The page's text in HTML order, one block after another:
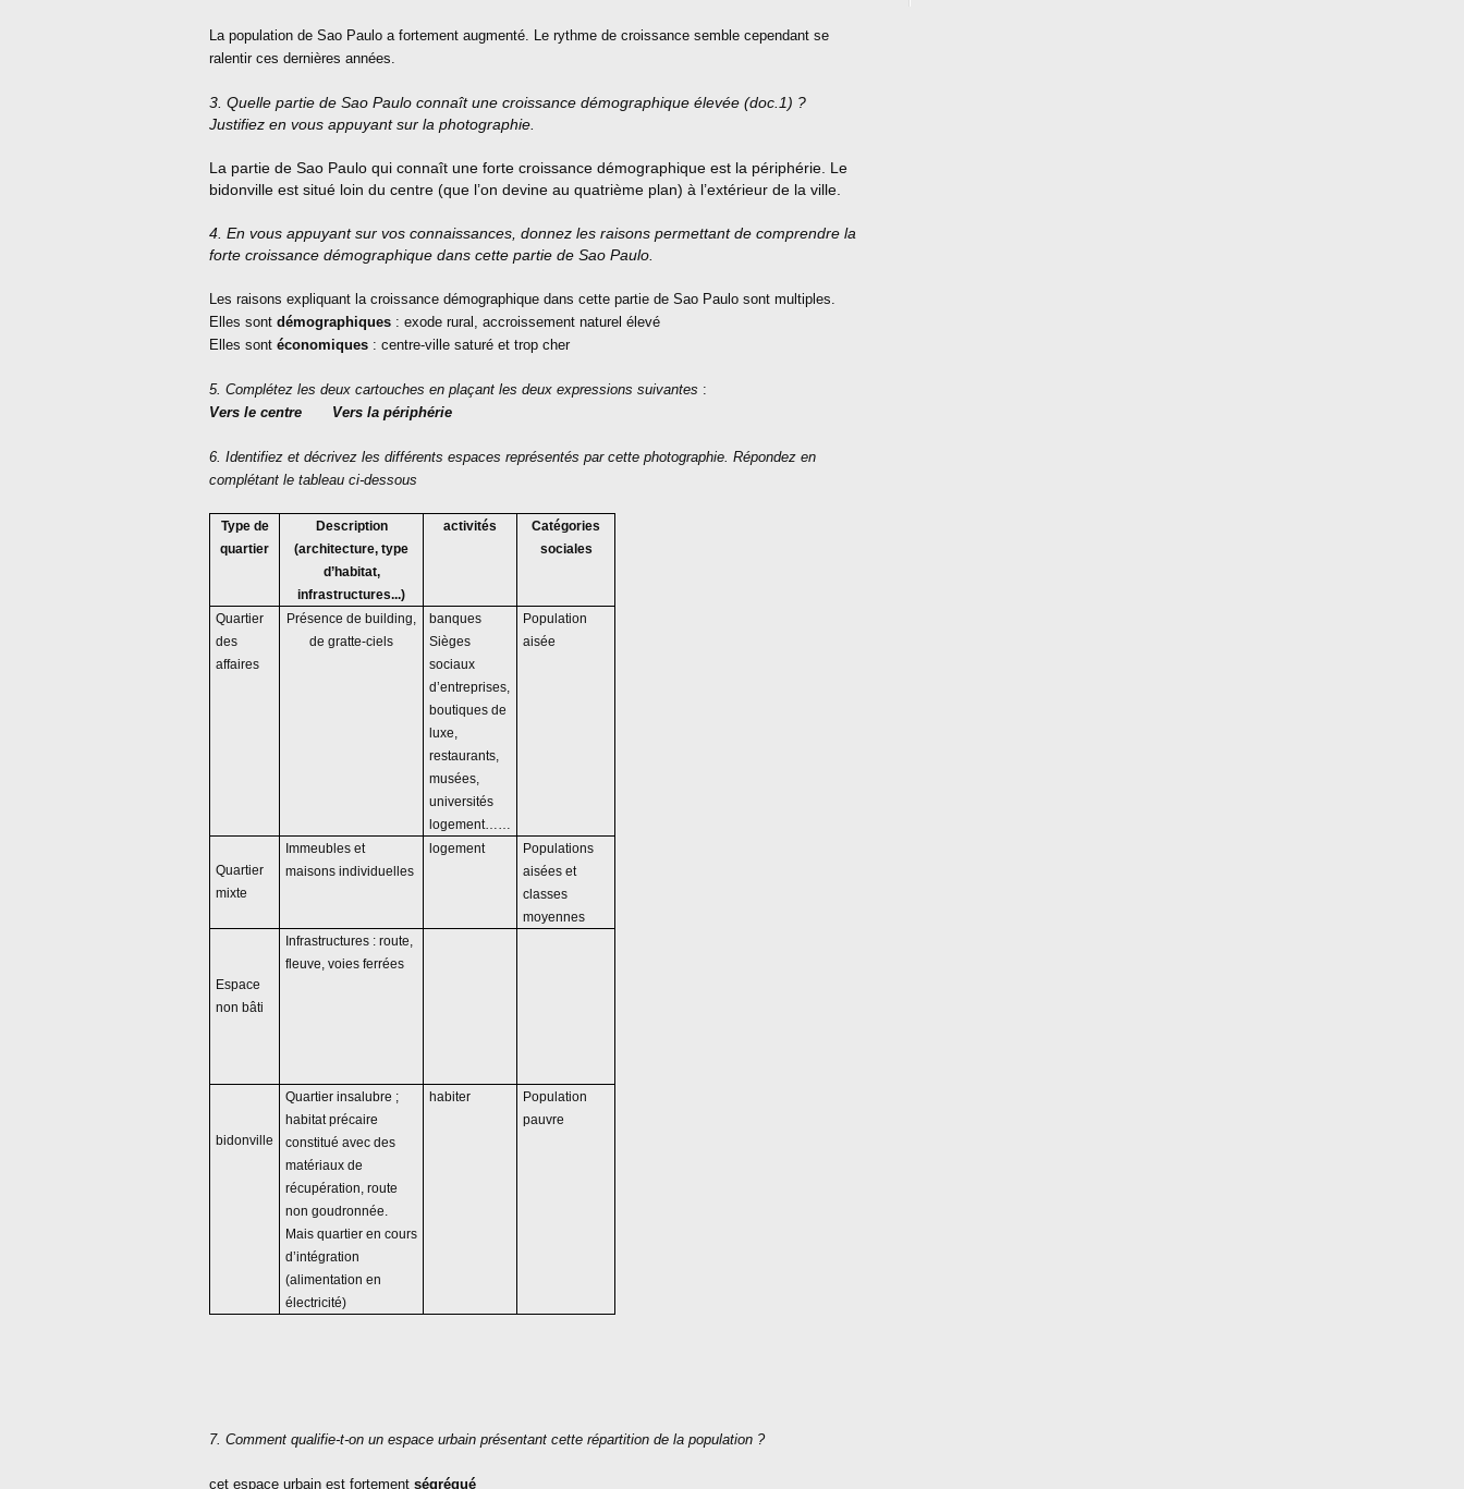
La population de Sao Paulo a fortement augmenté. Le rythme de croissance semble cependant se
ralentir ces dernières années.
3. Quelle partie de Sao Paulo connaît une croissance démographique élevée (doc.1) ?
Justifiez en vous appuyant sur la photographie.
La partie de Sao Paulo qui connaît une forte croissance démographique est la périphérie. Le
bidonville est situé loin du centre (que l’on devine au quatrième plan) à l’extérieur de la ville.
4. En vous appuyant sur vos connaissances, donnez les raisons permettant de comprendre la
forte croissance démographique dans cette partie de Sao Paulo.
Les raisons expliquant la croissance démographique dans cette partie de Sao Paulo sont multiples.
Elles sont démographiques : exode rural, accroissement naturel élevé
Elles sont économiques : centre-ville saturé et trop cher
5. Complétez les deux cartouches en plaçant les deux expressions suivantes :
Vers le centre Vers la périphérie
6. Identifiez et décrivez les différents espaces représentés par cette photographie. Répondez en
complétant le tableau ci-dessous
Type de
quartier
Description
(architecture, type
d’habitat,
infrastructures...)
activités
Catégories
sociales
Quartier
des
affaires
Présence de building,
de gratte-ciels
banques
Sièges
sociaux
d’entreprises,
boutiques de
luxe,
restaurants,
musées,
universités
logement……
Population
aisée
Quartier
mixte
Immeubles et
maisons individuelles
logement
Populations
aisées et
classes
moyennes
Espace
non bâti
Infrastructures : route,
fleuve, voies ferrées
bidonville
Quartier insalubre ;
habitat précaire
constitué avec des
matériaux de
récupération, route
non goudronnée.
Mais quartier en cours
d’intégration
(alimentation en
électricité)
habiter
Population
pauvre
7. Comment qualifie-t-on un espace urbain présentant cette répartition de la population ?
cet espace urbain est fortement ségrégué